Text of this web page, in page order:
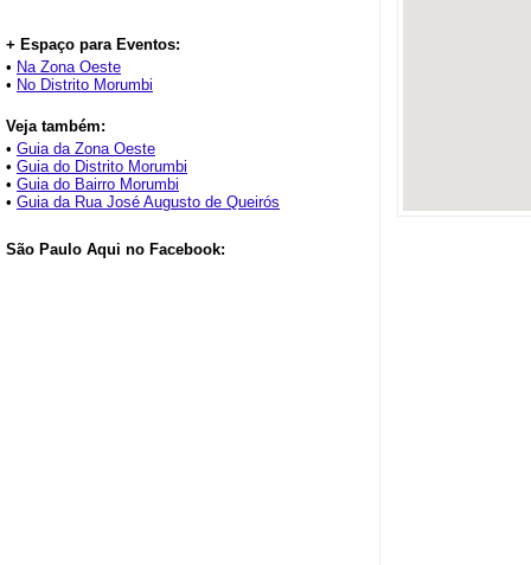
+ Espaço para Eventos:
• Na Zona Oeste
• No Distrito Morumbi
Veja também:
• Guia da Zona Oeste
• Guia do Distrito Morumbi
• Guia do Bairro Morumbi
• Guia da Rua José Augusto de Queirós
São Paulo Aqui no Facebook: